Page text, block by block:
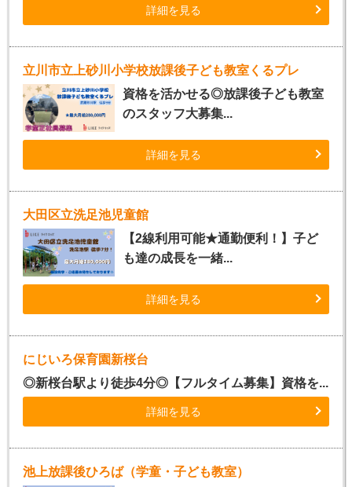
詳細を見る
立川市立上砂川小学校放課後子ども教室くるプレ
資格を活かせる◎放課後子ども教室
のスタッフ大募集...
詳細を見る
大田区立洗足池児童館
【2線利用可能★通勤便利！】子ど
も達の成長を一緒...
詳細を見る
にじいろ保育園新桜台
◎新桜台駅より徒歩4分◎【フルタイム募集】資格を...
詳細を見る
池上放課後ひろば（学童・子ども教室）